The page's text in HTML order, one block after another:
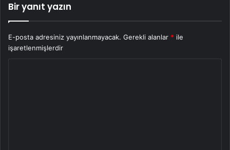
Bir yanıt yazın
E-posta adresiniz yayınlanmayacak. Gerekli alanlar * ile
işaretlenmişlerdir